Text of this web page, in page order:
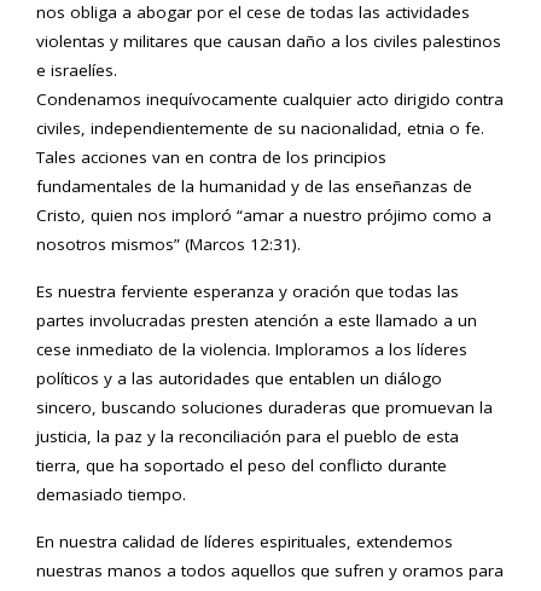
nos obliga a abogar por el cese de todas las actividades
violentas y militares que causan daño a los civiles palestinos
e israelíes.
Condenamos inequívocamente cualquier acto dirigido contra
civiles, independientemente de su nacionalidad, etnia o fe.
Tales acciones van en contra de los principios
fundamentales de la humanidad y de las enseñanzas de
Cristo, quien nos imploró “amar a nuestro prójimo como a
nosotros mismos” (Marcos 12:31).
Es nuestra ferviente esperanza y oración que todas las
partes involucradas presten atención a este llamado a un
cese inmediato de la violencia. Imploramos a los líderes
políticos y a las autoridades que entablen un diálogo
sincero, buscando soluciones duraderas que promuevan la
justicia, la paz y la reconciliación para el pueblo de esta
tierra, que ha soportado el peso del conflicto durante
demasiado tiempo.
En nuestra calidad de líderes espirituales, extendemos
nuestras manos a todos aquellos que sufren y oramos para